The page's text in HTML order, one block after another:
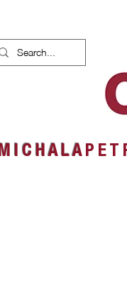
M I C H A L AP E T